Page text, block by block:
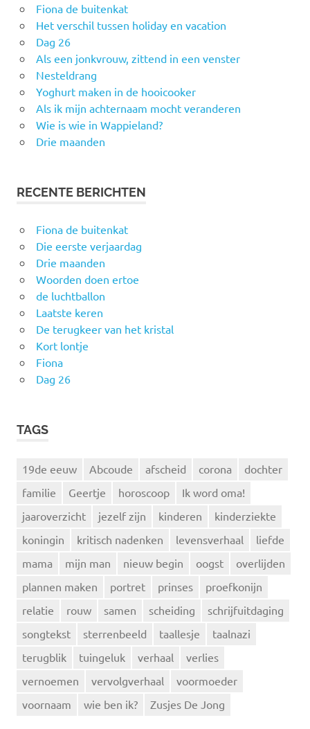
Fiona de buitenkat
Het verschil tussen holiday en vacation
Dag 26
Als een jonkvrouw, zittend in een venster
Nesteldrang
Yoghurt maken in de hooicooker
Als ik mijn achternaam mocht veranderen
Wie is wie in Wappieland?
Drie maanden
RECENTE BERICHTEN
Fiona de buitenkat
Die eerste verjaardag
Drie maanden
Woorden doen ertoe
de luchtballon
Laatste keren
De terugkeer van het kristal
Kort lontje
Fiona
Dag 26
TAGS
19de eeuw Abcoude afscheid corona
dochter
familie
Geertje horoscoop
Ik word oma!
jaaroverzicht
jezelf zijn kinderen
kinderziekte
koningin
kritisch nadenken levensverhaal
liefde
mama
mijn man nieuw begin oogst
overlijden
plannen maken
portret prinses
proefkonijn
relatie
rouw samen scheiding
schrijfuitdaging
songtekst
sterrenbeeld taallesje
taalnazi
terugblik
tuingeluk verhaal
verlies
vernoemen
vervolgverhaal
voormoeder
voornaam
wie ben ik? Zusjes De Jong